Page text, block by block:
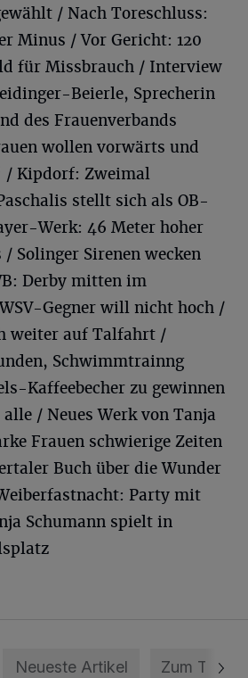
/ Nach Toreschluss:
Minus / Vor Gericht: 120
für Missbrauch / Interview
Beierle, Sprecherin
des Frauenverbands
wollen vorwärts und
Kipdorf: Zweimal
stellt sich als OB-
Werk: 46 Meter hoher
Solinger Sirenen wecken
Derby mitten im
Gegner will nicht hoch /
weiter auf Talfahrt /
Schwimmtrainng
Kaffeebecher zu gewinnen
/ Neues Werk von Tanja
Frauen schwierige Zeiten
Buch über die Wunder
Party mit
Schumann spielt in
Neueste Artikel Zum Thema